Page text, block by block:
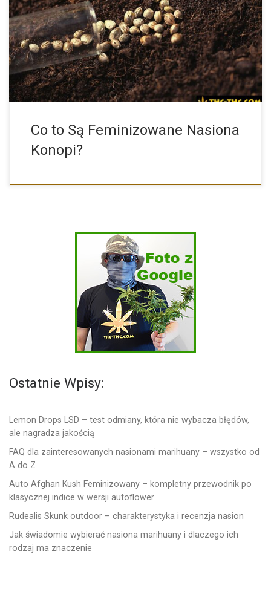
Chcąc zagłębić się w temat nasion konopi okazuje się, że jest
wiele odmian, gatunków i fachowego słownictwa. Nie jest to […]
Co to Są Feminizowane Nasiona
Konopi?
Ostatnie Wpisy:
Lemon Drops LSD – test odmiany, która nie wybacza błędów,
ale nagradza jakością
FAQ dla zainteresowanych nasionami marihuany – wszystko od
A do Z
Auto Afghan Kush Feminizowany – kompletny przewodnik po
klasycznej indice w wersji autoflower
Rudealis Skunk outdoor – charakterystyka i recenzja nasion
Jak świadomie wybierać nasiona marihuany i dlaczego ich
rodzaj ma znaczenie